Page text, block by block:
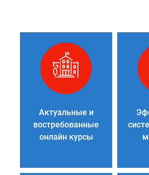
Актуальные и
востребованные
онлайн курсы